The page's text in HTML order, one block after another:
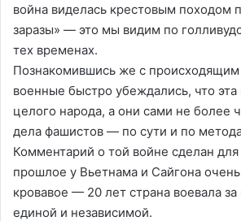
война виделась крестовым походом
заразы» — это мы видим по
тех временах.
Познакомившись же с происходящим
военные быстро убеждались, что эта
целого народа, а они сами не более
дела фашистов — по сути и по
Комментарий о той войне сделан
прошлое у Вьетнама и Сайгона
кровавое — 20 лет страна воевала
единой и независимой.